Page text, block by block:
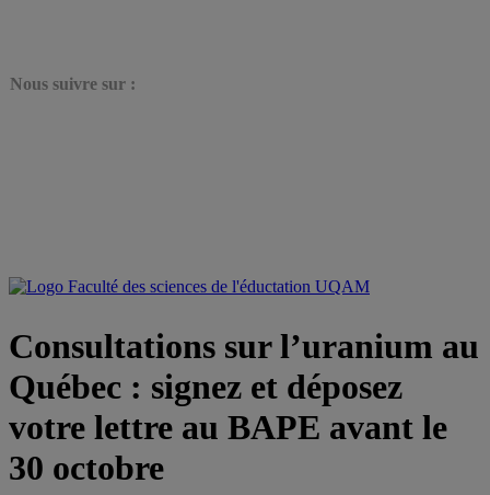
Nous suivre sur :
Consultations sur l’uranium au
Québec : signez et déposez
votre lettre au BAPE avant le
30 octobre